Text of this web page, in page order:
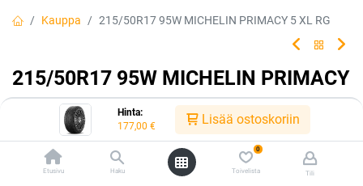
Hinta:
177,00 € Lisää ostoskoriin
Etusivu Haku
0
Toivelista Tili
Kauppa 215/50R17 95W MICHELIN PRIMACY 5 XL RG
215/50R17 95W MICHELIN PRIMACY
5 XL RG
Luotettava rengasvalintasi jokapäiväiseen ajoon. Rengas tarjoaa
erinomaisen turvallisuuden ja kestävyyden, jolloin sinä ja
matkustajasi voitte matkata turvallisin mielin kilometri toisensa